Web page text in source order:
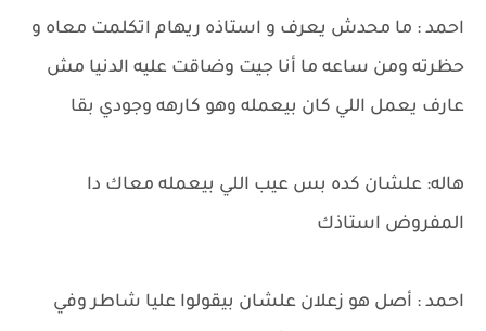
احمد : ما محدش يعرف و استاذه ريهام اتكلمت معاه و
حظرته ومن ساعه ما أنا جيت وضاقت عليه الدنيا مش
عارف يعمل اللي كان بيعمله وهو كارهه وجودي بقا
هاله: علشان كده بس عيب اللي بيعمله معاك دا
المفروض استاذك
احمد : أصل هو زعلان علشان بيقولوا عليا شاطر وفي